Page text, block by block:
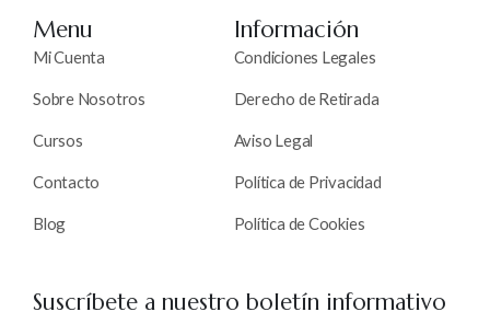
Menu
Mi Cuenta
Sobre Nosotros
Cursos
Contacto
Blog
Información
Condiciones Legales
Derecho de Retirada
Aviso Legal
Política de Privacidad
Política de Cookies
Suscríbete a nuestro boletín informativo